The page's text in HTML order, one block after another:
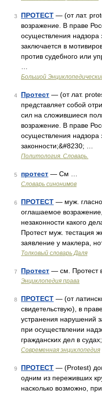
3 ПРОТЕСТ — (от лат.
возражение. В праве
осуществления надзора
заключается в
против судебного или
Большой
4 Протест — (от лат.
представляет собой
сил на сложившиеся
возражение. В праве
осуществления
законности;&#8230; …
Политология. Словарь.
5 протест — См …
Словарь синонимов
6 ПРОТЕСТ — муж.
оглашаемое
незаконности какого
Протест муж. тестация
заявление у маклера,
Толковый словарь Даля
7 Протест — см. Протест
Энциклопедия права
8 ПРОТЕСТ — (от
свидетельствую), в
устранения нарушений
при осуществлении
гражданских дел в
Современная энциклопедия
9 ПРОТЕСТ — (Protest)
одним из переживших
насколько возможно,